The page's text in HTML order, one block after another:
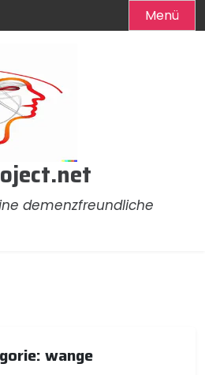
Menü
demenzfreundliche
wange